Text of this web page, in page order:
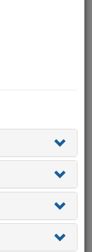
cikkben
valamint a
stb.).